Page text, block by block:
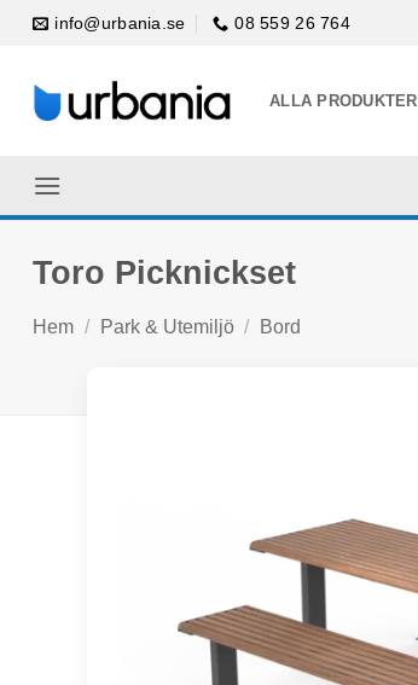
Skip
info@urbania.se 08 559 26 764
ALLA PRODUKTER
Toro Picknickset
Hem / Park & Utemiljö / Bord